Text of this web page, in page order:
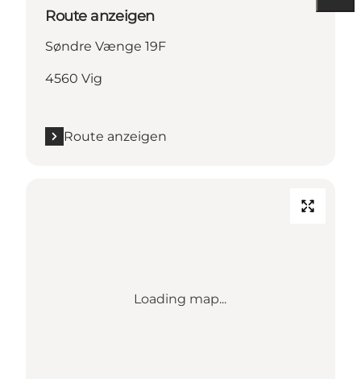
Route anzeigen
Søndre Vænge 19F
4560 Vig
Route anzeigen
Loading map...